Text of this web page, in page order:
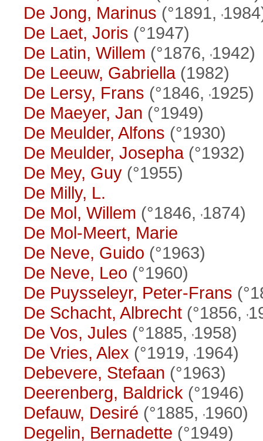
De Jong, Marinus (°1891,
De Laet, Joris (°1947)
De Latin, Willem (°1876, 1942)
De Leeuw, Gabriella(1982)
De Lersy, Frans (°1846, 1925)
De Maeyer, Jan (°1949)
De Meulder, Alfons (°1930)
De Meulder, Josepha(°1932)
De Mey, Guy (°1955)
De Milly, L.
De Mol, Willem (°1846, 1874)
De Mol-Meert, Marie
De Neve, Guido (°1963)
De Neve, Leo (°1960)
De Puysseleyr, Peter-Frans
De Schacht, Albrecht (°1856,
De Vos, Jules (°1885, 1958)
De Vries, Alex (°1919, 1964)
Debevere, Stefaan (°1963)
Deerenberg, Baldrick (°1946)
Defauw, Desiré (°1885, 1960)
Degelin, Bernadette (°1949)